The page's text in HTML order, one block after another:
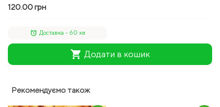
120.00 грн
alarm Доставка - 60 хв
shopping_cart Додати в кошик
Рекомендуємо також